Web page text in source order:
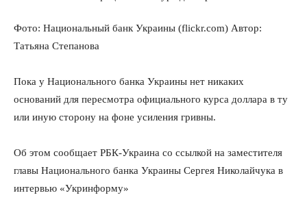
Фото: Национальный банк Украины (flickr.com) Автор:
Татьяна Степанова
Пока у Национального банка Украины нет никаких
оснований для пересмотра официального курса доллара в ту
или иную сторону на фоне усиления гривны.
Об этом сообщает РБК-Украина со ссылкой на заместителя
главы Национального банка Украины Сергея Николайчука в
интервью «Укринформу»